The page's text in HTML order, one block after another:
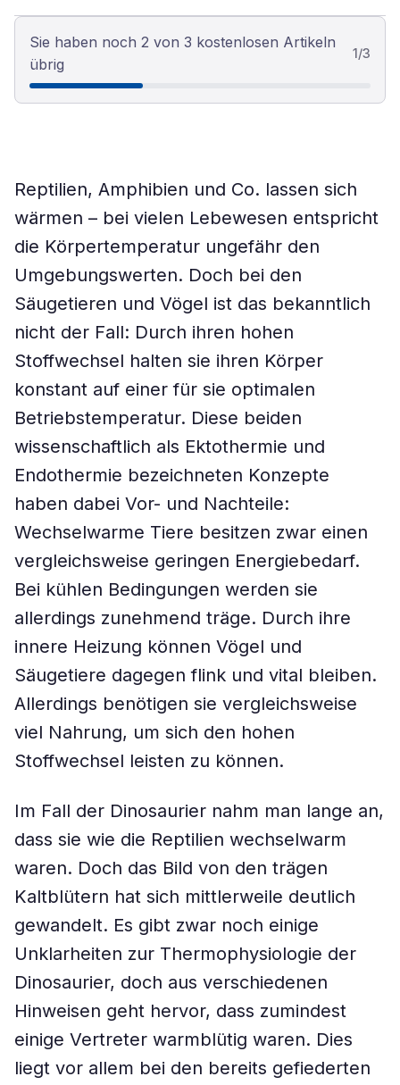
Sie haben noch 2 von 3 kostenlosen Artikeln
übrig
1/3
Reptilien, Amphibien und Co. lassen sich
wärmen – bei vielen Lebewesen entspricht
die Körpertemperatur ungefähr den
Umgebungswerten. Doch bei den
Säugetieren und Vögel ist das bekanntlich
nicht der Fall: Durch ihren hohen
Stoffwechsel halten sie ihren Körper
konstant auf einer für sie optimalen
Betriebstemperatur. Diese beiden
wissenschaftlich als Ektothermie und
Endothermie bezeichneten Konzepte
haben dabei Vor- und Nachteile:
Wechselwarme Tiere besitzen zwar einen
vergleichsweise geringen Energiebedarf.
Bei kühlen Bedingungen werden sie
allerdings zunehmend träge. Durch ihre
innere Heizung können Vögel und
Säugetiere dagegen flink und vital bleiben.
Allerdings benötigen sie vergleichsweise
viel Nahrung, um sich den hohen
Stoffwechsel leisten zu können.
Im Fall der Dinosaurier nahm man lange an,
dass sie wie die Reptilien wechselwarm
waren. Doch das Bild von den trägen
Kaltblütern hat sich mittlerweile deutlich
gewandelt. Es gibt zwar noch einige
Unklarheiten zur Thermophysiologie der
Dinosaurier, doch aus verschiedenen
Hinweisen geht hervor, dass zumindest
einige Vertreter warmblütig waren. Dies
liegt vor allem bei den bereits gefiederten